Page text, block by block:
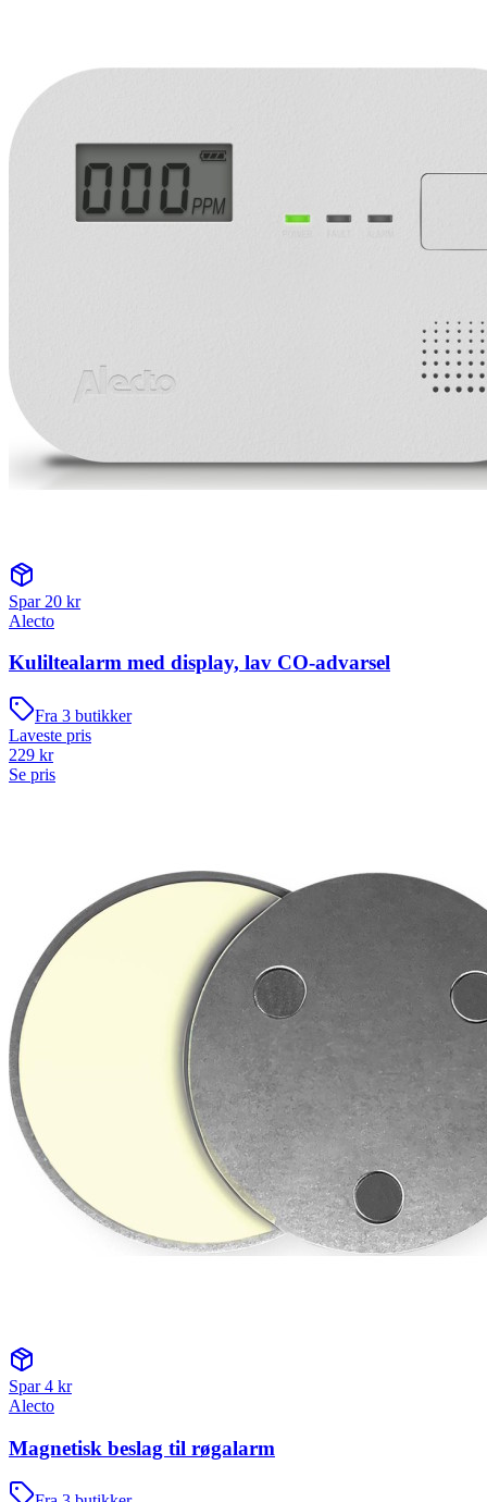
Spar 20 kr
Alecto
Kuliltealarm med display, lav CO-advarsel
Fra 3 butikker
Laveste pris
229 kr
Se pris
Spar4 kr
Alecto
Magnetisk beslag til røgalarm